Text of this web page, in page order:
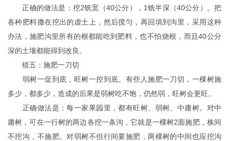
正确的做法是：挖2铣宽（40公分），1铣半深（40公分）。把
各种肥料撒在挖出的虚土上，然后搅匀，再回填到沟里，采用这种
办法，施肥沟里所有的根都能吃到肥料，也不怕烧根，而且40公分
深的土壤都能得到改良。
错五：施肥一刀切
弱树一促到底，旺树一控到底。有些人施肥一刀切，一棵树施
多少，都多少，造成的后果是弱树吃不饱，仍然弱，旺树会更旺。
正确做法是：每一家果园里，都有旺树、弱树、中庸树。对中
庸树，可在一行树的两边各挖一条沟，它就是一棵树2面施肥，株间
不挖沟，不施肥。对弱树不但行间要施肥，两棵树的中间也应挖沟